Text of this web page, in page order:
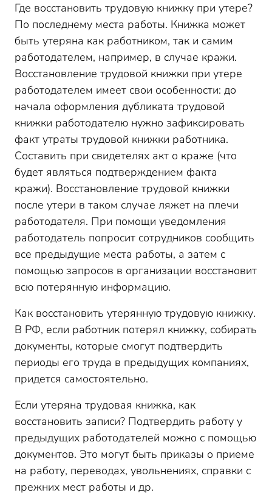
Где восстановить трудовую книжку при утере?
По последнему места работы. Книжка может
быть утеряна как работником, так и самим
работодателем, например, в случае кражи.
Восстановление трудовой книжки при утере
работодателем имеет свои особенности: до
начала оформления дубликата трудовой
книжки работодателю нужно зафиксировать
факт утраты трудовой книжки работника.
Составить при свидетелях акт о краже (что
будет являться подтверждением факта
кражи). Восстановление трудовой книжки
после утери в таком случае ляжет на плечи
работодателя. При помощи уведомления
работодатель попросит сотрудников сообщить
все предыдущие места работы, а затем с
помощью запросов в организации восстановит
всю потерянную информацию.
Как восстановить утерянную трудовую книжку.
В РФ, если работник потерял книжку, собирать
документы, которые смогут подтвердить
периоды его труда в предыдущих компаниях,
придется самостоятельно.
Если утеряна трудовая книжка, как
восстановить записи? Подтвердить работу у
предыдущих работодателей можно с помощью
документов. Это могут быть приказы о приеме
на работу, переводах, увольнениях, справки с
прежних мест работы и др.